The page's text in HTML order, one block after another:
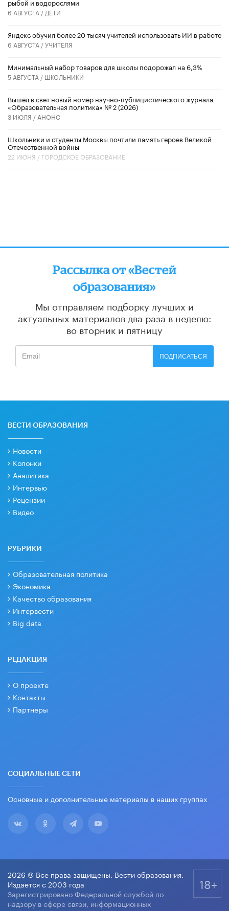
рыбой и водорослями
6 АВГУСТА / ДЕТИ
​Яндекс обучил более 20 тысяч учителей использовать ИИ в работе
6 АВГУСТА /УЧИТЕЛЯ
Минимальный набор товаров для школы подорожал на 6,3%
5 АВГУСТА / ШКОЛЬНИКИ
Вышел в свет новый номер научно-публицистического журнала
«Образовательная политика» № 2 (2026)
3 ИЮЛЯ / АНОНС
Школьники и студенты Москвы почтили память героев Великой
Отечественной войны
22 ИЮНЯ / ГОРОДСКОЕ ОБРАЗОВАНИЕ
Рассылка от «Вестей
образования»
Мы отправляем подборку лучших и
актуальных материалов два раза в неделю:
во вторник и пятницу
ПОДПИСАТЬСЯ
ВЕСТИ ОБРАЗОВАНИЯ
Новости
Колонки
Аналитика
Интервью
Рецензии
Видео
РУБРИКИ
Образовательная политика
Экономика
Качество образования
Интервести
Big data
РЕДАКЦИЯ
О проекте
Контакты
Партнеры
СОЦИАЛЬНЫЕ СЕТИ
Основные и дополнительные материалы в наших группах
2026 © Все права защищены. Вести образования.
Издается с 2003 года
Зарегистрировано Федеральной службой по
надзору в сфере связи, информационных
18+